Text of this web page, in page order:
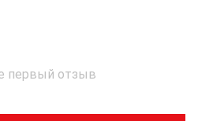
первый отзыв